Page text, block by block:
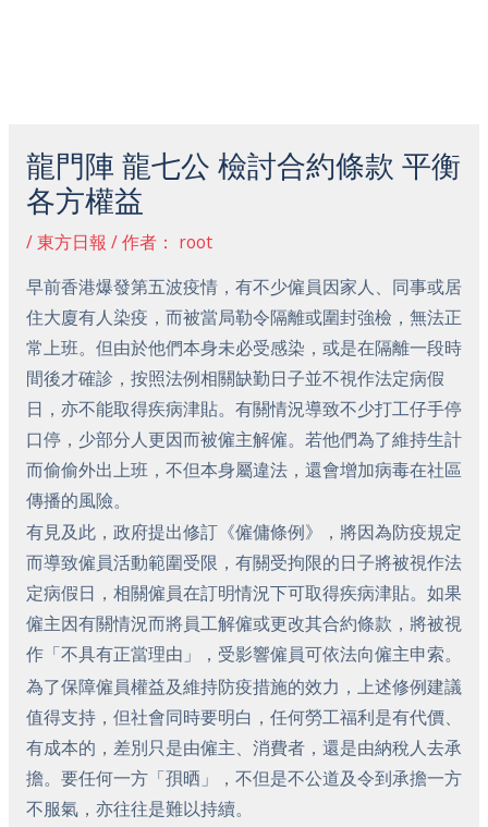
龍門陣 龍七公 檢討合約條款 平衡
各方權益
/東方日報 / 作者： root
早前香港爆發第五波疫情，有不少僱員因家人、同事或居
住大廈有人染疫，而被當局勒令隔離或圍封強檢，無法正
常上班。但由於他們本身未必受感染，或是在隔離一段時
間後才確診，按照法例相關缺勤日子並不視作法定病假
日，亦不能取得疾病津貼。有關情況導致不少打工仔手停
口停，少部分人更因而被僱主解僱。若他們為了維持生計
而偷偷外出上班，不但本身屬違法，還會增加病毒在社區
傳播的風險。
有見及此，政府提出修訂《僱傭條例》，將因為防疫規定
而導致僱員活動範圍受限，有關受拘限的日子將被視作法
定病假日，相關僱員在訂明情況下可取得疾病津貼。如果
僱主因有關情況而將員工解僱或更改其合約條款，將被視
作「不具有正當理由」，受影響僱員可依法向僱主申索。
為了保障僱員權益及維持防疫措施的效力，上述修例建議
值得支持，但社會同時要明白，任何勞工福利是有代價、
有成本的，差別只是由僱主、消費者，還是由納稅人去承
擔。要任何一方「孭晒」，不但是不公道及令到承擔一方
不服氣，亦往往是難以持續。